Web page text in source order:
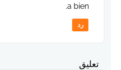
a bien.
رد
تعليق